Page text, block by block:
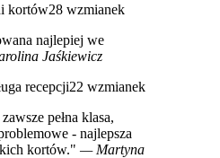
kortów28 wzmianek
najlepiej we
Jaśkiewicz
recepcji22 wzmianek
pełna klasa,
- najlepsza
kortów." — Martyna